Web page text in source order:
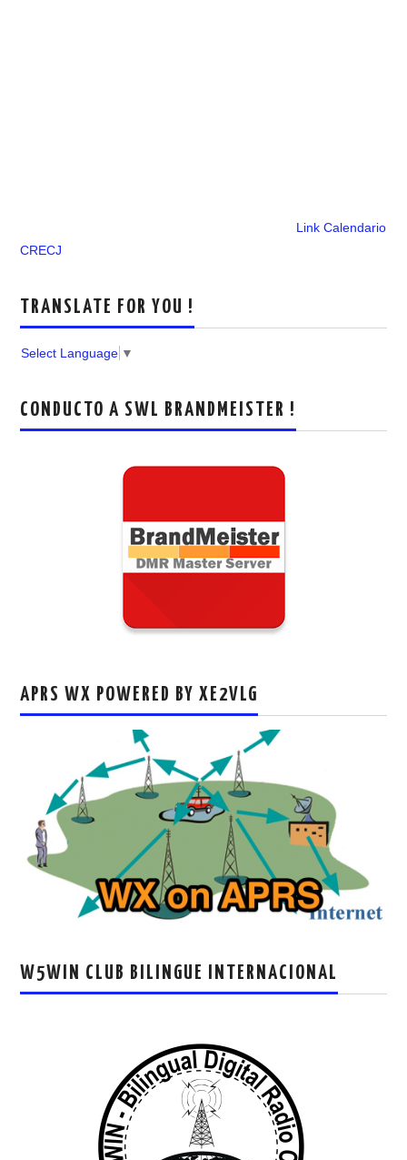
Link Calendario
CRECJ
TRANSLATE FOR YOU !
Select Language ▼
CONDUCTO A SWL BRANDMEISTER !
APRS WX POWERED BY XE2VLG
W5WIN CLUB BILINGUE INTERNACIONAL